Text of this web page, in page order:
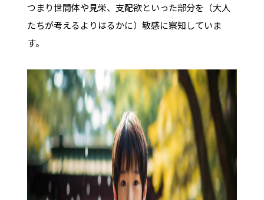
つまり世間体や見栄、支配欲といった部分を（大人
たちが考えるよりはるかに）敏感に察知していま
す。